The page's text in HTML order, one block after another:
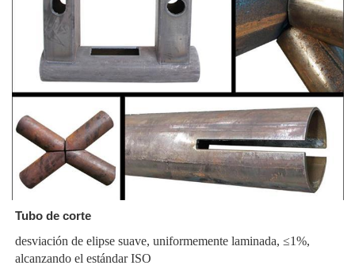
Tubo de corte
desviación de elipse suave, uniformemente laminada, ≤1%,
alcanzando el estándar ISO